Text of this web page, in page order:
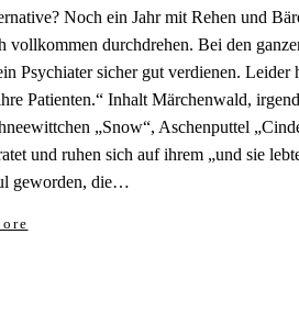
Noch ein Jahr mit Rehen und
durchdrehen. Bei den
Psychiater sicher gut verdienen. Leider
Patienten.“ Inhalt Märchenwald,
„Snow“, Aschenputtel
und ruhen sich auf ihrem „und sie
geworden, die…